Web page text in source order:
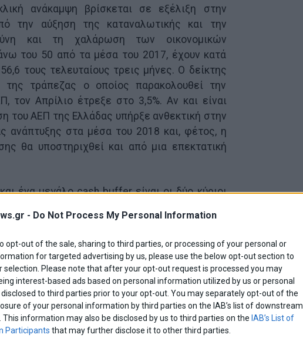
- Do Not Process My Personal Information
opt-out of the sale, sharing to third parties, or processing of your personal or
for targeted advertising by us, please use the below opt-out section to
selection. Please note that after your opt-out request is processed you may
interest-based ads based on personal information utilized by us or personal
to third parties prior to your opt-out. You may separately opt-out of the
of your personal information by third parties on the IAB’s list of downstream
This information may also be disclosed by us to third parties on the IAB’s List of
Participants that may further disclose it to other third parties.
ανάκαμψη βρίσκεται σε εξέλιξη στην
την αύξηση της καταναλωτικής και την
και τη χαλάρωση των οικονομικών
του 50 από τα μέσα του 2017, έχουν κατά
τους τελευταίους τρεις μήνες. Ο δείκτης
της τράπεζας ο οποίος παρακολουθεί την
τον Απρίλιο έτρεξε στο 3,5%. Αν και είναι
του ΑΕΠ της Ελλάδας υπήρξε ανθεκτική στην
ανάπτυξης στα μέσα του 2018 και, φέτος, η
θα υποστηριχθεί και από μια επεκτατική
ένα μεγάλο cash buffer είναι οι δύο κύριοι
G.S για τις βραχυπρόθεσμες προοπτικές της
Μια νέα κυβέρνηση υπό την ηγεσία της Νέας
για την εμπιστοσύνη των αγορών, κατά την
σε μείωση των αποδόσεων των κρατικών
συνθηκών, οι οποίες, με τη σειρά
την οικονομική ανάπτυξη. Η νέα κυβέρνηση
αναιρέσει ορισμένες διαρθρωτικές
αναληφθεί στο παρελθόν. Ως εκ τούτου, ο
εργασίας, λιγότερης ευελιξίας στην αγορά
ανταγωνιστικότητας των μισθών θα